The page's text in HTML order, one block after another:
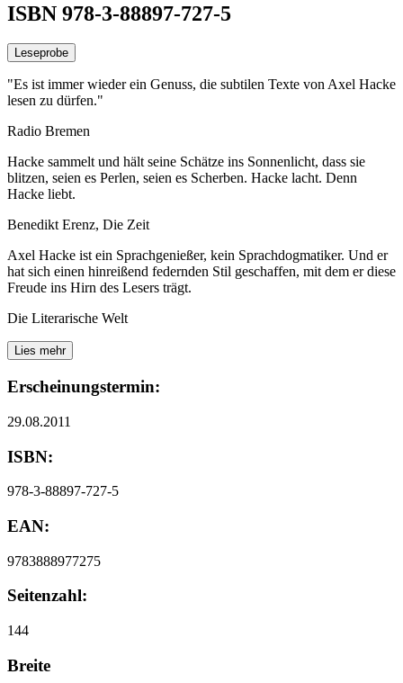
ISBN 978-3-88897-727-5
Leseprobe
"Es ist immer wieder ein Genuss, die subtilen Texte von Axel Hacke
lesen zu dürfen."
Radio Bremen
Hacke sammelt und hält seine Schätze ins Sonnenlicht, dass sie
blitzen, seien es Perlen, seien es Scherben. Hacke lacht. Denn
Hacke liebt.
Benedikt Erenz, Die Zeit
Axel Hacke ist ein Sprachgenießer, kein Sprachdogmatiker. Und er
hat sich einen hinreißend federnden Stil geschaffen, mit dem er diese
Freude ins Hirn des Lesers trägt.
Die Literarische Welt
Lies mehr
Erscheinungstermin:
29.08.2011
ISBN:
978-3-88897-727-5
EAN:
9783888977275
Seitenzahl:
144
Breite